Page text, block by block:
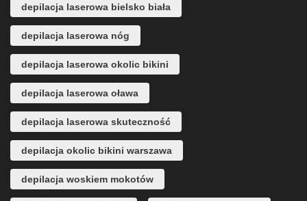
depilacja laserowa bielsko biała
depilacja laserowa nóg
depilacja laserowa okolic bikini
depilacja laserowa oława
depilacja laserowa skuteczność
depilacja okolic bikini warszawa
depilacja woskiem mokotów